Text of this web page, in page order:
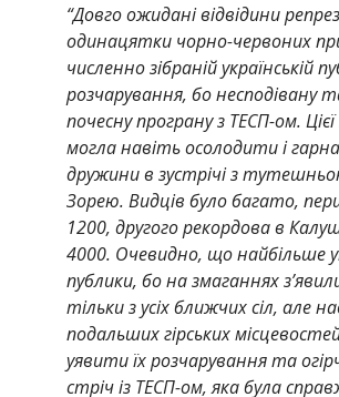
“Довго ожидані відвідини
одинацятки чорно-червоних
численно зібраній українській
розчарування, бо несподівану
почесну програну з ТЕСП-ом.
могла навіть осолодити і гарна
дружини в зустрічі з
Зорею. Видців було багато,
1200, другого рекордова в
4000. Очевидно, що найбільше
публики, бо на змаганнях
тільки з усіх ближчих сіл, але
подальших гірських
уявити їх розчарування та
стріч із ТЕСП-ом, яка була